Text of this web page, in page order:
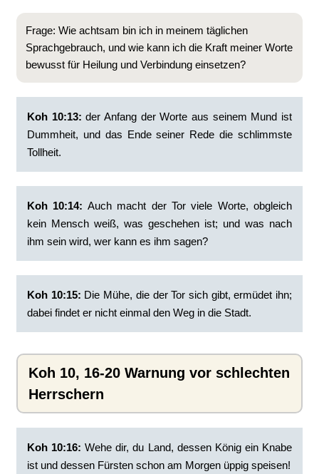
Frage: Wie achtsam bin ich in meinem täglichen
Sprachgebrauch, und wie kann ich die Kraft meiner Worte
bewusst für Heilung und Verbindung einsetzen?
Koh 10:13: ‭der Anfang der Worte aus seinem Mund ist
Dummheit, und das Ende seiner Rede die schlimmste
Tollheit.
Koh 10:14: ‭Auch macht der Tor viele Worte, obgleich
kein Mensch weiß, was geschehen ist; und was nach
ihm sein wird, wer kann es ihm sagen?
Koh 10:15: ‭Die Mühe, die der Tor sich gibt, ermüdet ihn;
dabei findet er nicht einmal den Weg in die Stadt.
Koh 10, 16-20 Warnung vor schlechten
Herrschern
Koh 10:16: ‭Wehe dir, du Land, dessen König ein Knabe
ist und dessen Fürsten schon am Morgen üppig speisen!